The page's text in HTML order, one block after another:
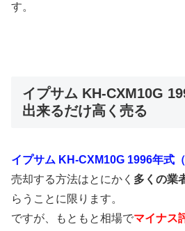
す。
イプサム KH-CXM10G
出来るだけ高く売る
イプサム KH-CXM10G 1996年式（
売却する方法はとにかく 多くの業
らうことに限ります。
ですが、もともと相場でマイナス